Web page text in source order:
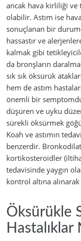
ancak hava kirliliği ve
olabilir. Astım ise
sonuçlanan bir
hassastır ve
kalmak gibi
da bronşların
sık sık öksürük
hem de astım
önemli bir
düşüren ve uyku
sürekli öksürmek
Koah ve astımın
benzerdir.
kortikosteroidler
tedavisinde yaygın
kontrol altına
Öksürükle
Hastalıklar